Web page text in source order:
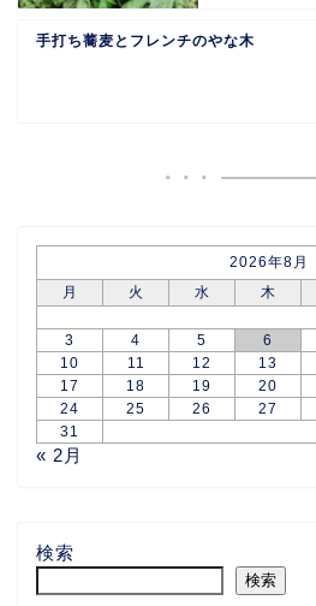
手打ち蕎麦とフレンチのやな木
2026年8月
月
火 水 木
3
4 5 6
10
11 12 13
17
18 19 20
24
25 26 27
31
« 2月
検索
検索